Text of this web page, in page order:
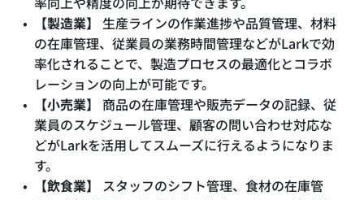
【製造業】
生産ラインの作業進捗や品質管理、材料
の在庫管理、従業員の業務時間管理などがLarkで効
率化されることで、製造プロセスの最適化とコラボ
レーションの向上が可能です。
【小売業】
商品の在庫管理や販売データの記録、従
業員のスケジュール管理、顧客の問い合わせ対応な
どがLarkを活用してスムーズに行えるようになりま
す。
【飲食業】
スタッフのシフト管理、食材の在庫管